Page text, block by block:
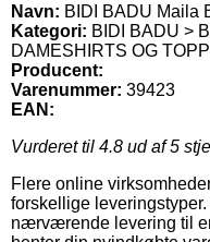
Navn: BIDI BADU Maila
Kategori: BIDI BADU >
DAMESHIRTS OG
Producent:
Varenummer: 39423
EAN:
Vurderet til 4.8 ud af 5
Flere online
forskellige
nærværende levering til